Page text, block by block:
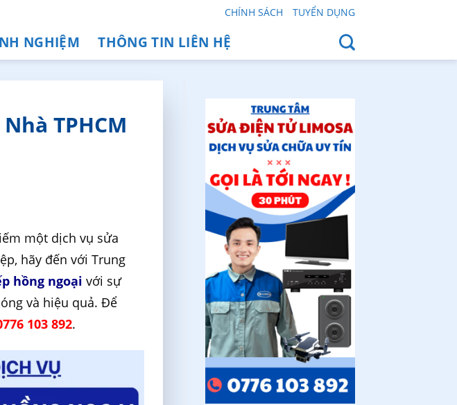
CHÍNH SÁCH TUYỂN DỤNG
NGHIỆM THÔNG TIN LIÊN HỆ
TPHCM
một dịch vụ sửa
hãy đến với Trung
hồng ngoại với sự
và hiệu quả. Để
103 892.